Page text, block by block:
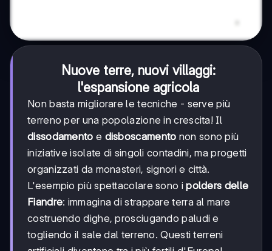
Nuove terre, nuovi villaggi:
l'espansione agricola
Non basta migliorare le tecniche - serve più
terreno per una popolazione in crescita! Il
dissodamento e disboscamento non sono più
iniziative isolate di singoli contadini, ma progetti
organizzati da monasteri, signori e città.
L'esempio più spettacolare sono ipolders delle
Fiandre: immagina di strappare terra al mare
costruendo dighe, prosciugando paludi e
togliendo il sale dal terreno. Questi terreni